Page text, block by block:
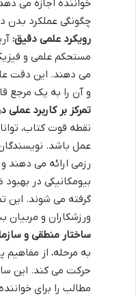
چگونگی عملکرد بدن
رویکرد علمی دقیق:
مستحکم علمی و
می دهند. این دقت
و آن را به یک مرجع
تمرکز بر کاربرد
نقطه قوت کتاب،
عمل باشد.
رزمی ارائه می
بیومکانیکی در
گرفته می شوند. این
ورزشکاران و مربیان
ساختار منطقی و
به مرحله، از
حرکت می کند. این
مطالب را برای